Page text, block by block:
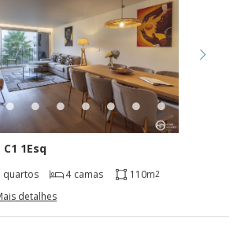
de conversação?
Sim, apagar